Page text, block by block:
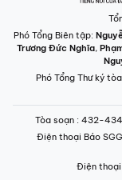
Phó Tổng Biên tập:
Trương Đức Nghĩa,
Phó Tổng Thư ký
Tòa soạn : 432-434
Điện thoại Báo
Điện thoại